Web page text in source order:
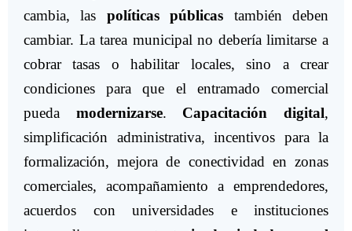
cambia, las políticas públicas también deben
cambiar. La tarea municipal no debería limitarse a
cobrar tasas o habilitar locales, sino a crear
condiciones para que el entramado comercial
pueda modernizarse. Capacitación digital,
simplificación administrativa, incentivos para la
formalización, mejora de conectividad en zonas
comerciales, acompañamiento a emprendedores,
acuerdos con universidades e instituciones